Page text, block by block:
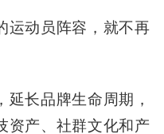
运动员阵容，就不再
长品牌生命周期，
资产、社群文化和产